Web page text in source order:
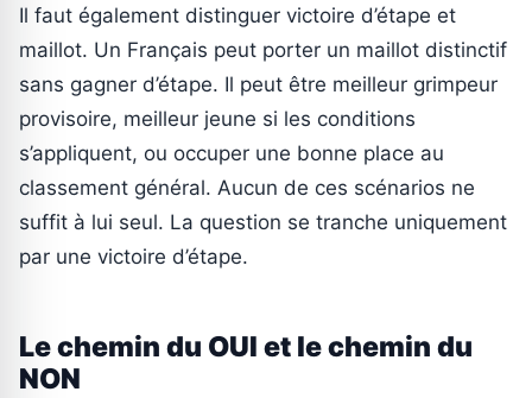
Il faut également distinguer victoire d’étape et
maillot. Un Français peut porter un maillot distinctif
sans gagner d’étape. Il peut être meilleur grimpeur
provisoire, meilleur jeune si les conditions
s’appliquent, ou occuper une bonne place au
classement général. Aucun de ces scénarios ne
suffit à lui seul. La question se tranche uniquement
par une victoire d’étape.
Le chemin du OUI et le chemin du
NON